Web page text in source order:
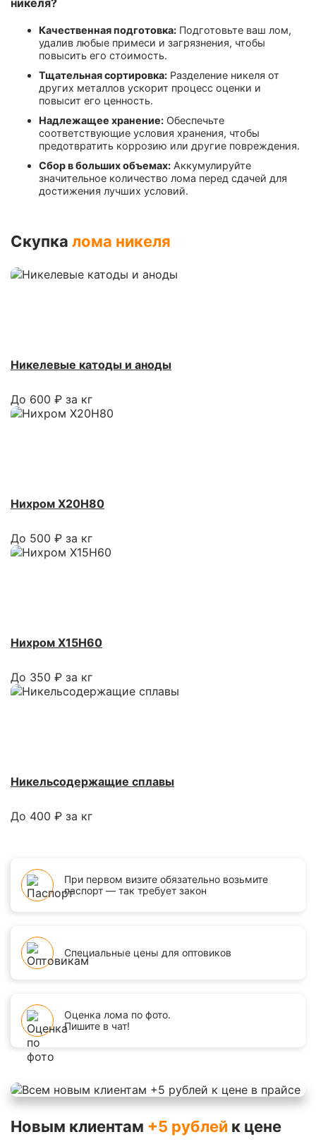
никеля?
Качественная подготовка: Подготовьте ваш лом,
удалив любые примеси и загрязнения, чтобы
повысить его стоимость.
Тщательная сортировка: Разделение никеля от
других металлов ускорит процесс оценки и
повысит его ценность.
Надлежащее хранение: Обеспечьте
соответствующие условия хранения, чтобы
предотвратить коррозию или другие повреждения.
Сбор в больших объемах: Аккумулируйте
значительное количество лома перед сдачей для
достижения лучших условий.
Скупка лома никеля
Никелевые катоды и аноды
До 600 ₽ за кг
Нихром Х20Н80
До 500 ₽ за кг
Нихром Х15Н60
До 350 ₽ за кг
Никельсодержащие сплавы
До 400 ₽ за кг
При первом визите обязательно возьмите
паспорт — так требует закон
Специальные цены для оптовиков
Оценка лома по фото.
Пишите в чат!
Новым клиентам +5 рублей к цене